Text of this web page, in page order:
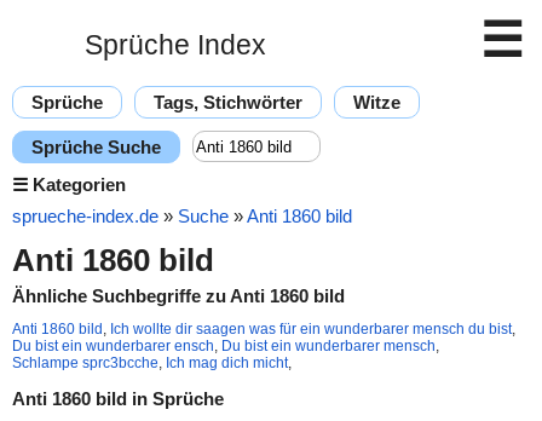
Sprüche Index ☰
Sprüche Tags, Stichwörter Witze
Sprüche Suche
☰ Kategorien
sprueche-index.de » Suche »Anti 1860 bild
Anti 1860 bild
Ähnliche Suchbegriffe zu Anti 1860 bild
Anti 1860 bild , Ich wollte dir saagen was für ein wunderbarer mensch du bist,
Du bist ein wunderbarer ensch, Du bist ein wunderbarer mensch,
Schlampe sprc3bcche, Ich mag dich micht,
Anti 1860 bild in Sprüche